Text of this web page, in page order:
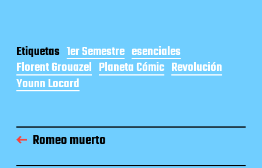
Etiquetas 1er Semestre esenciales
Florent Grouazel Planeta Cómic Revolución
Younn Locard
Romeo muerto